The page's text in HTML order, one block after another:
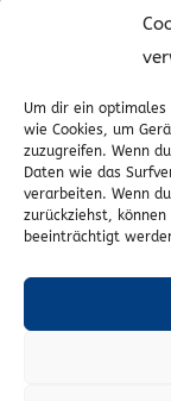
Um dir ein
wie Cookies, um
zuzugreifen. Wenn
Daten wie das
verarbeiten. Wenn
zurückziehst,
beeinträchtigt